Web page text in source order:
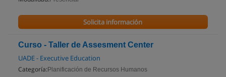
Solicita información
Curso - Taller de Assesment Center
UADE - Executive Education
Categoría: Planificación de Recursos Humanos